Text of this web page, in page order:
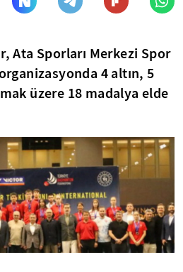
Ata Sporları Merkezi Spor
4 altın, 5
üzere 18 madalya elde